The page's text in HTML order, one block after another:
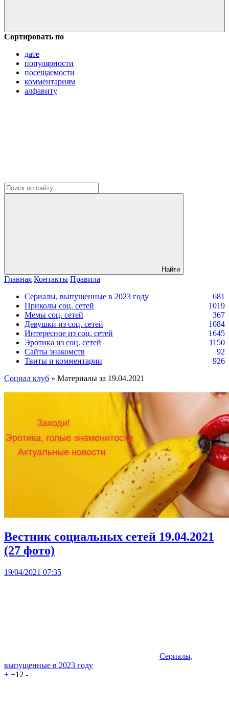
Сортировать по
дате
популярности
посещаемости
комментариям
алфавиту
Найти
Главная Контакты Правила
Сериалы, выпущенные в 2023 году
681
Приколы соц. сетей
1019
Мемы соц. сетей
367
Девушки из соц. сетей
1084
Интересное из соц. сетей
1645
Эротика из соц. сетей
1150
Сайты знакомств
92
Твиты и комментарии
926
Социал клуб » Материалы за 19.04.2021
Вестник социальных сетей 19.04.2021
(27 фото)
19/04/2021 07:35
Сериалы,
выпущенные в 2023 году
+ +12 -